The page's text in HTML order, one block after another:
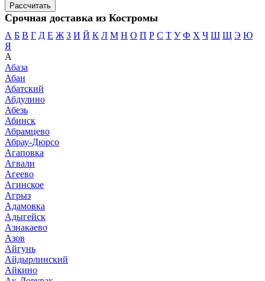
Срочная доставка из Костромы
А Б В Г Д Е Ж З И Й К Л М Н О П Р С Т У Ф Х Ч Ш Щ Э Ю
Я
А
Абаза
Абан
Абатский
Абдулино
Абезь
Абинск
Абрамцево
Абрау-Дюрсо
Агаповка
Агвали
Агеево
Агинское
Агрыз
Адамовка
Адыгейск
Азнакаево
Азов
Айгунь
Айдырлинский
Айкино